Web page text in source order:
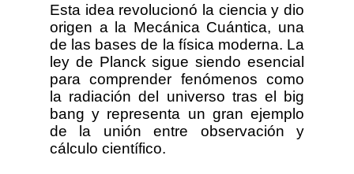
Esta idea revolucionó la ciencia y dio
origen a la Mecánica Cuántica, una
de las bases de la física moderna. La
ley de Planck sigue siendo esencial
para comprender fenómenos como
la radiación del universo tras el big
bang y representa un gran ejemplo
de la unión entre observación y
cálculo científico.